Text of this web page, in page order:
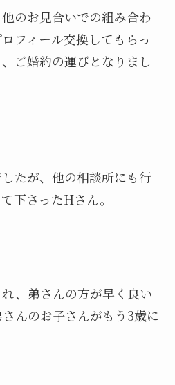
のお見合いでの組み合わ
フィール交換してもらっ
ご婚約の運びとなりまし
たが、他の相談所にも行
下さったHさん。
、弟さんの方が早く良い
んのお子さんがもう3歳に